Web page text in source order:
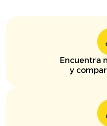
Encuentra
y